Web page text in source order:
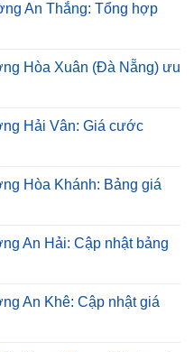
An Thắng: Tổng hợp
Hòa Xuân (Đà Nẵng) ưu
Hải Vân: Giá cước
Hòa Khánh: Bảng giá
An Hải: Cập nhật bảng
An Khê: Cập nhật giá